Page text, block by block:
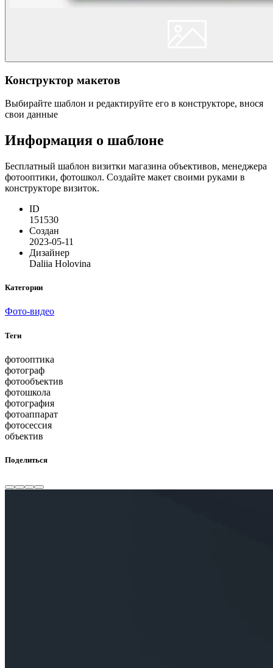
Конструктор макетов
Выбирайте шаблон и редактируйте его в конструкторе, внося
свои данные
Информация о шаблоне
Бесплатный шаблон визитки магазина объективов, менеджера
фотооптики, фотошкол. Создайте макет своими руками в
конструкторе визиток.
ID
151530
Создан
2023-05-11
Дизайнер
Daliia Holovina
Категории
Фото-видео
Теги
фотооптика
фотограф
фотообъектив
фотошкола
фотография
фотоаппарат
фотосессия
объектив
Поделиться